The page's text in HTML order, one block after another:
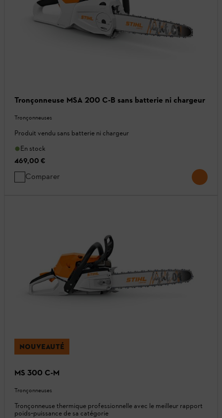
Tronçonneuse MSA 200 C-B sans batterie ni chargeur
Tronçonneuses
Produit vendu sans batterie ni chargeur
En stock
469,00 €
Comparer
NOUVEAUTÉ
MS 300 C-M
Tronçonneuses
Tronçonneuse thermique professionnelle avec le meilleur rapport
poids‑puissance de sa catégorie